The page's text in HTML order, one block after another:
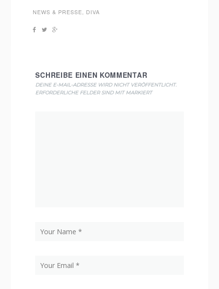
NEWS & PRESSE, DIVA
SCHREIBE EINEN KOMMENTAR
DEINE E-MAIL-ADRESSE WIRD NICHT VERÖFFENTLICHT.
ERFORDERLICHE FELDER SIND MITMARKIERT